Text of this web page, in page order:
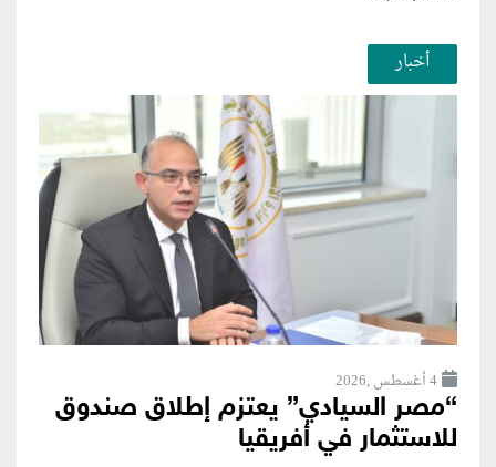
أخبار
4 أغسطس ,2026
“مصر السيادي” يعتزم إطلاق صندوق
للاستثمار في أفريقيا